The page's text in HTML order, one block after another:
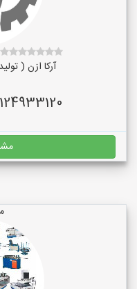
آرکا ازن (
- 02165019206